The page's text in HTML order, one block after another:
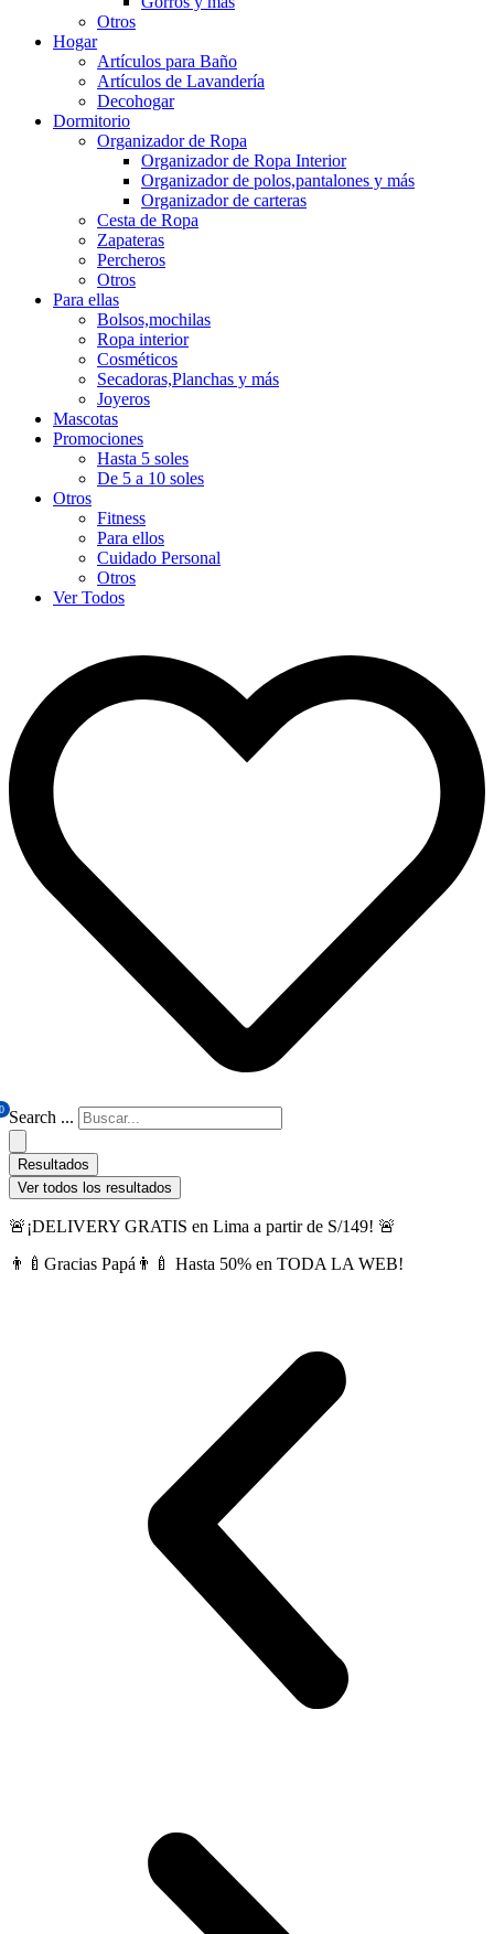
Otros
Hogar
Artículos para Baño
Artículos de Lavandería
Decohogar
Dormitorio
Organizador de Ropa
Organizador de Ropa Interior
Organizador de polos,pantalones y más
Organizador de carteras
Cesta de Ropa
Zapateras
Percheros
Otros
Para ellas
Bolsos,mochilas
Ropa interior
Cosméticos
Secadoras,Planchas y más
Joyeros
Mascotas
Promociones
Hasta 5 soles
De 5 a 10 soles
Otros
Fitness
Para ellos
Cuidado Personal
Otros
Ver Todos
0 Search ...
Resultados
Ver todos los resultados
🚨¡DELIVERY GRATIS en Lima a partir de S/149! 🚨
👨‍🍼Gracias Papá👨‍🍼 Hasta 50% en TODA LA WEB!